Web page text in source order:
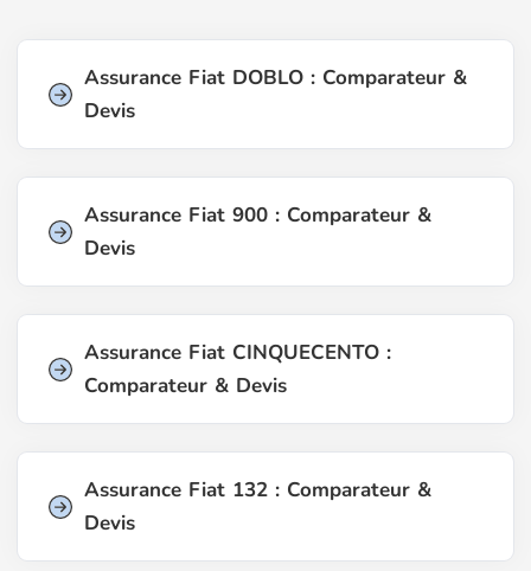
Assurance Fiat DOBLO : Comparateur &
Devis
Assurance Fiat 900 : Comparateur &
Devis
Assurance Fiat CINQUECENTO :
Comparateur & Devis
Assurance Fiat 132 : Comparateur &
Devis